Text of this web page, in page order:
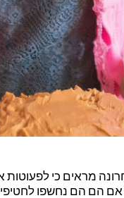
מראים כי
הם הם נחשפו לחטיפי